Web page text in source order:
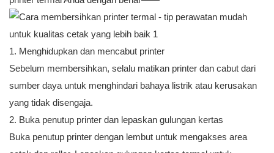
1. Menghidupkan dan mencabut printer
Sebelum membersihkan, selalu matikan printer dan cabut dari
sumber daya untuk menghindari bahaya listrik atau kerusakan
yang tidak disengaja.
2. Buka penutup printer dan lepaskan gulungan kertas
Buka penutup printer dengan lembut untuk mengakses area